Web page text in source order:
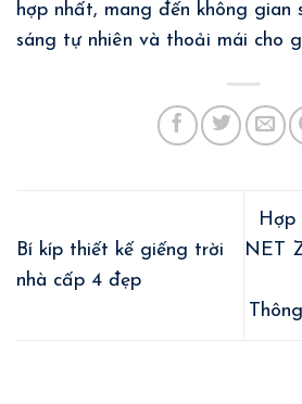
hợp nhất, mang đến không gian
sáng tự nhiên và thoải mái cho
Bí kíp thiết kế giếng trời
nhà cấp 4 đẹp
Hợp
NET